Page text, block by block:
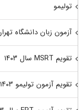
تولیمو
آزمون زبان دانشگاه
تقویم MSRT سال ۱۴۰۳
تقویم آزمون تولیمو ۱۴۰۳